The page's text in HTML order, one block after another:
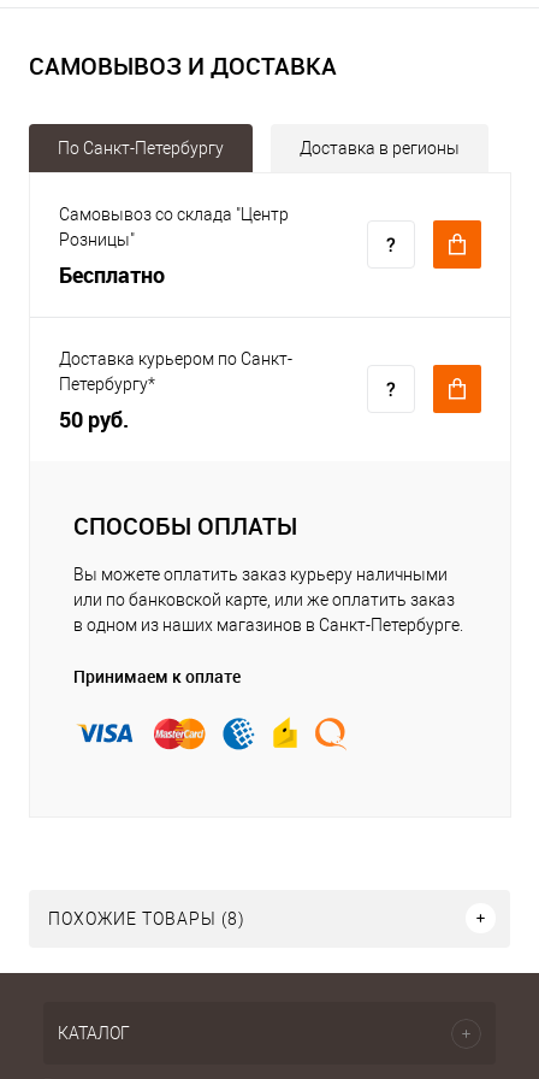
САМОВЫВОЗ И ДОСТАВКА
По Санкт-Петербургу Доставка в регионы
Самовывоз со склада "Центр
Розницы"
Бесплатно
Доставка курьером по Санкт-
Петербургу*
50 руб.
СПОСОБЫ ОПЛАТЫ
Вы можете оплатить заказ курьеру наличными
или по банковской карте, или же оплатить заказ
в одном из наших магазинов в Санкт-Петербурге.
Принимаем к оплате
ПОХОЖИЕ ТОВАРЫ (8)
КАТАЛОГ